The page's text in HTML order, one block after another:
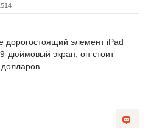
дорогостоящий элемент iPad
дюймовый экран, он стоит